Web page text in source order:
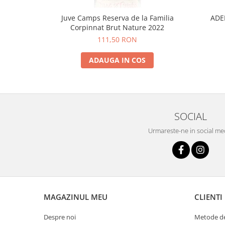
Juve Camps Reserva de la Familia
Corpinnat Brut Nature 2022
111,50 RON
ADAUGA IN COS
SOCIAL
Urmareste-ne in social
MAGAZINUL MEU
Despre noi
CLIENTI
Metode